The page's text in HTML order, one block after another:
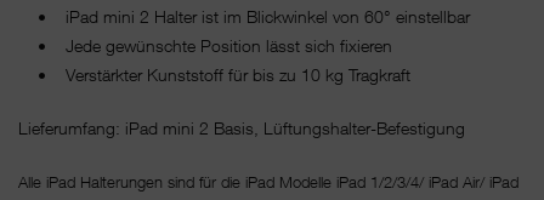
• iPad mini 2 Halter ist im Blickwinkel von 60° einstellbar
• Jede gewünschte Position lässt sich fixieren
• Verstärkter Kunststoff für bis zu 10 kg Tragkraft
Lieferumfang: iPad mini 2 Basis, Lüftungshalter-Befestigung
Alle iPad Halterungen sind für die iPad Modelle iPad 1/2/3/4/ iPad Air/ iPad